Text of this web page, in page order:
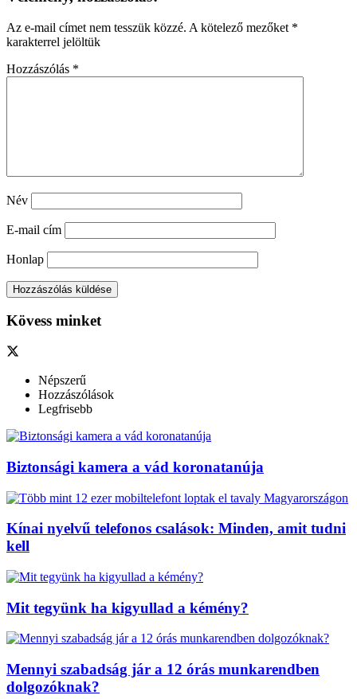
Az e-mail címet nem tesszük közzé. A kötelező mezőket *
karakterrel jelöltük
Hozzászólás *
Név
E-mail cím
Honlap
Kövess minket
Népszerű
Hozzászólások
Legfrisebb
Biztonsági kamera a vád koronatanúja
Kínai nyelvű telefonos csalások: Minden, amit tudni
kell
Mit tegyünk ha kigyullad a kémény?
Mennyi szabadság jár a 12 órás munkarendben
dolgozóknak?